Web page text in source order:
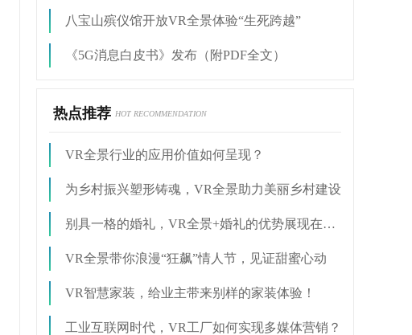
八宝山殡仪馆开放VR全景体验“生死跨越”
《5G消息白皮书》发布（附PDF全文）
热点推荐 HOT RECOMMENDATION
VR全景行业的应用价值如何呈现？
为乡村振兴塑形铸魂，VR全景助力美丽乡村建设
别具一格的婚礼，VR全景+婚礼的优势展现在哪里？
VR全景带你浪漫“狂飙”情人节，见证甜蜜心动
VR智慧家装，给业主带来别样的家装体验！
工业互联网时代，VR工厂如何实现多媒体营销？